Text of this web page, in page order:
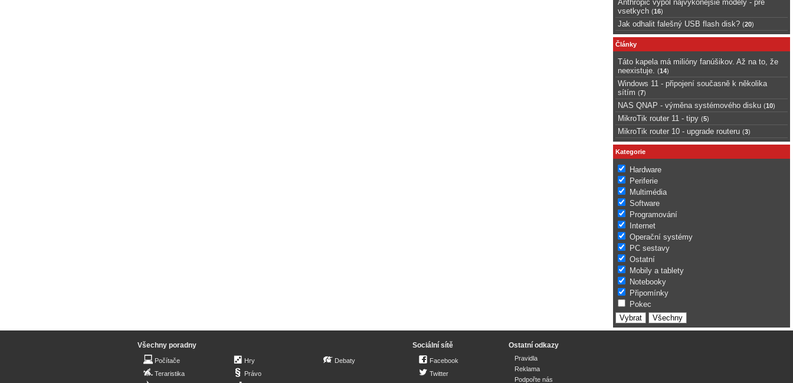
Anthropic vypol najvykonejsie modely - pre
vsetkych (16)
Jak odhalit falešný USB flash disk? (20)
Články
Táto kapela má milióny fanúšikov. Až na to, že
neexistuje.
(14)
Windows 11 - připojení současně k několika
sítím (7)
NAS QNAP - výměna systémového disku (10)
MikroTik router 11 - tipy (5)
MikroTik router 10 - upgrade routeru (3)
Kategorie
Hardware
Periferie
Multimédia
Software
Programování
Internet
Operační systémy
PC sestavy
Ostatní
Mobily a tablety
Notebooky
Připomínky
Pokec
Všechny poradny
Počítače
Teraristika
Hry
Právo
Debaty
Sociální sítě
Facebook
Twitter
Ostatní odkazy
Pravidla
Reklama
Podpořte nás